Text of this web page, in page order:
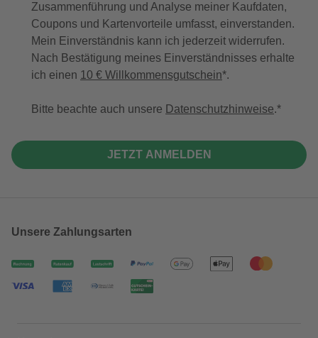
Zusammenführung und Analyse meiner Kaufdaten,
Coupons und Kartenvorteile umfasst, einverstanden.
Mein Einverständnis kann ich jederzeit widerrufen.
Nach Bestätigung meines Einverständnisses erhalte
ich einen 10 € Willkommensgutschein*.
Bitte beachte auch unsere Datenschutzhinweise.
JETZT ANMELDEN
Unsere Zahlungsarten